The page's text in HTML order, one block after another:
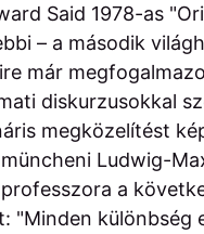
Said 1978-as
– a második
már
diskurzusokkal
megközelítést
Ludwig-
a
"Minden különbség